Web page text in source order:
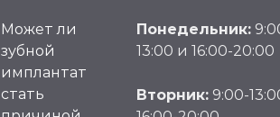
Может ли
зубной
имплантат
стать
Понедельник:
13:00 и 16:00-20:00
Вторник: 9:00-